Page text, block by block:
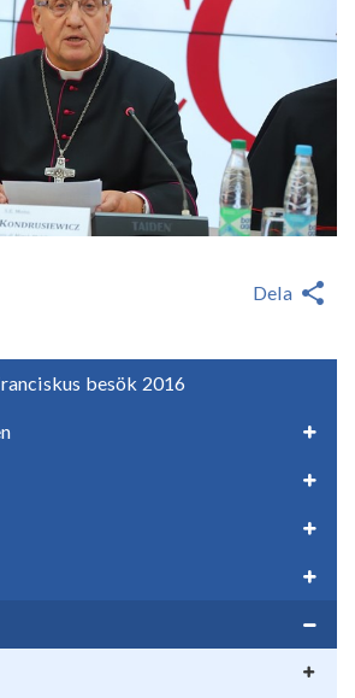
besök 2016
Dela